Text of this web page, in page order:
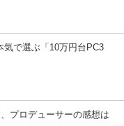
気で選ぶ「10万円台PC3
プロデューサーの感想は